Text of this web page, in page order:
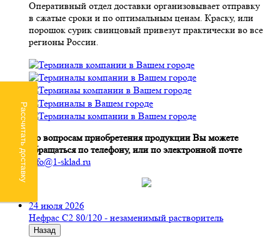
Оперативный отдел доставки организовывает отправку
в сжатые сроки и по оптимальным ценам. Краску, или
порошок сурик свинцовый привезут практически во все
регионы России.
По вопросам приобретения продукции Вы можете
обращаться по телефону, или по электронной почте
info@1-sklad.ru
24 июля 2026
Нефрас С2 80/120 - незаменимый растворитель
Назад
Рассчитать доставку